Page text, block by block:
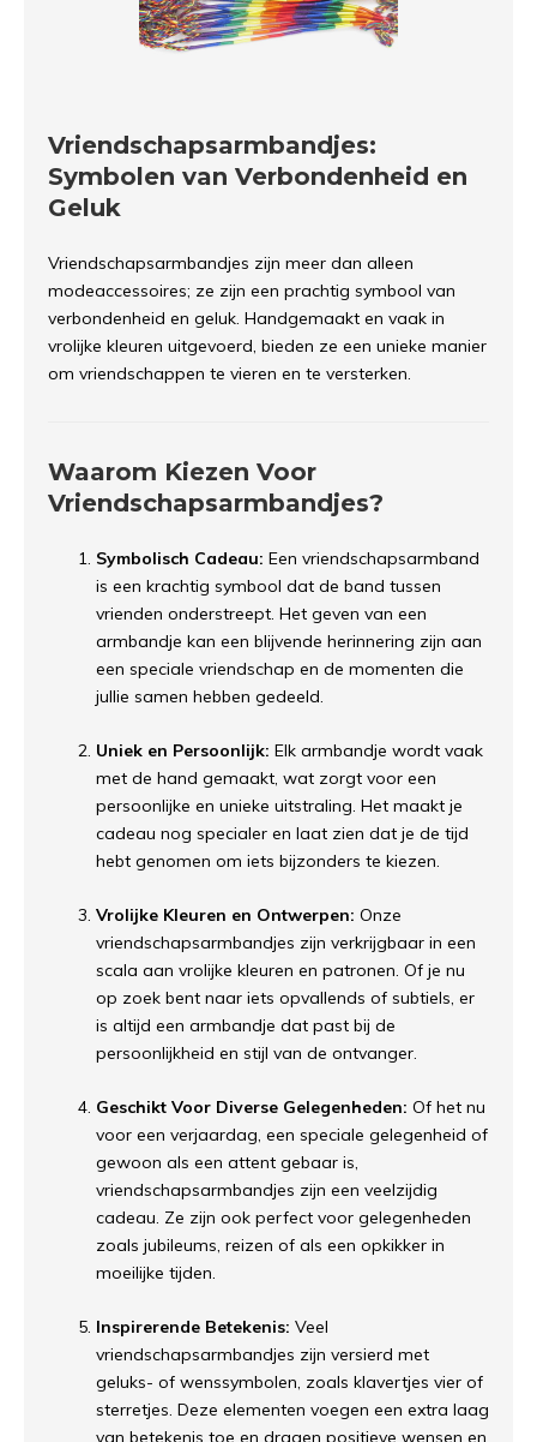
Vriendschapsarmbandjes:
Symbolen van Verbondenheid en
Geluk
Vriendschapsarmbandjes zijn meer dan alleen
modeaccessoires; ze zijn een prachtig symbool van
verbondenheid en geluk. Handgemaakt en vaak in
vrolijke kleuren uitgevoerd, bieden ze een unieke manier
om vriendschappen te vieren en te versterken.
Waarom Kiezen Voor
Vriendschapsarmbandjes?
Symbolisch Cadeau: Een vriendschapsarmband
is een krachtig symbool dat de band tussen
vrienden onderstreept. Het geven van een
armbandje kan een blijvende herinnering zijn aan
een speciale vriendschap en de momenten die
jullie samen hebben gedeeld.
Uniek en Persoonlijk: Elk armbandje wordt vaak
met de hand gemaakt, wat zorgt voor een
persoonlijke en unieke uitstraling. Het maakt je
cadeau nog specialer en laat zien dat je de tijd
hebt genomen om iets bijzonders te kiezen.
Vrolijke Kleuren en Ontwerpen: Onze
vriendschapsarmbandjes zijn verkrijgbaar in een
scala aan vrolijke kleuren en patronen. Of je nu
op zoek bent naar iets opvallends of subtiels, er
is altijd een armbandje dat past bij de
persoonlijkheid en stijl van de ontvanger.
Geschikt Voor Diverse Gelegenheden: Of het nu
voor een verjaardag, een speciale gelegenheid of
gewoon als een attent gebaar is,
vriendschapsarmbandjes zijn een veelzijdig
cadeau. Ze zijn ook perfect voor gelegenheden
zoals jubileums, reizen of als een opkikker in
moeilijke tijden.
Inspirerende Betekenis: Veel
vriendschapsarmbandjes zijn versierd met
geluks- of wenssymbolen, zoals klavertjes vier of
sterretjes. Deze elementen voegen een extra laag
van betekenis toe en dragen positieve wensen en